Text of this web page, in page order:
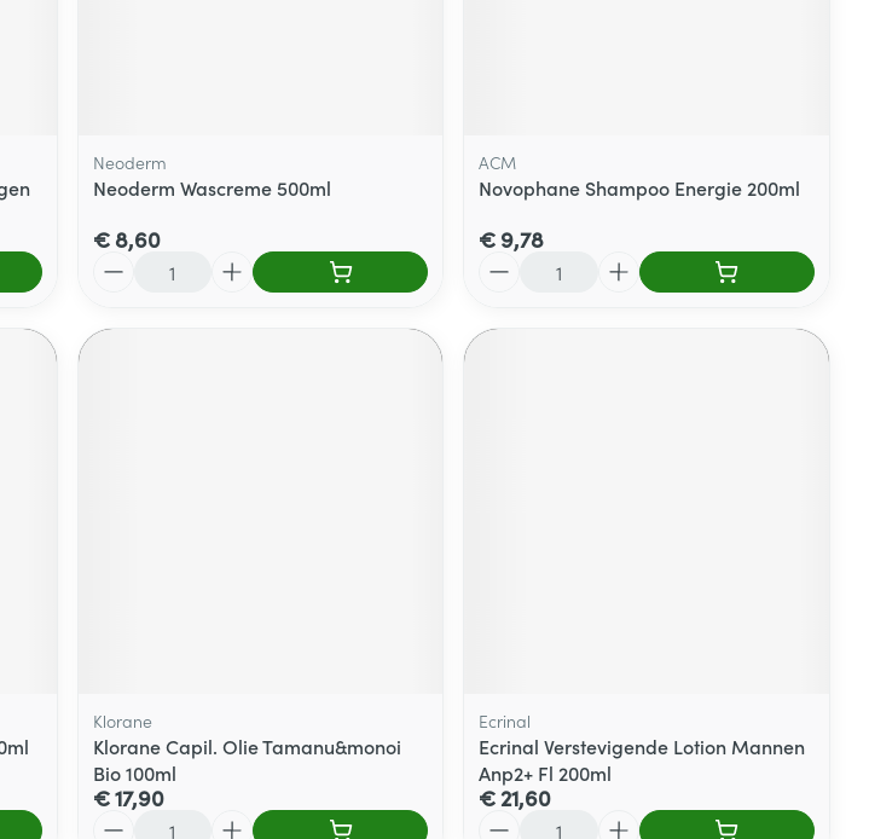
Neoderm
Neoderm Wascreme 500ml
€ 8,60
ACM
Novophane Shampoo Energie 200ml
€ 9,78
Klorane
Klorane Capil. Olie Tamanu&monoi
Bio 100ml
€ 17,90
Ecrinal
Ecrinal Verstevigende Lotion Mannen
Anp2+ Fl 200ml
€ 21,60